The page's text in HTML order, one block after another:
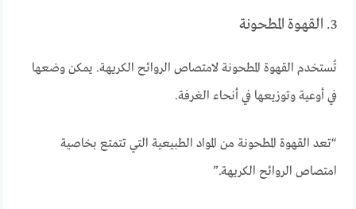
3. القهوة المطحونة
تُستخدم القهوة المطحونة لامتصاص الروائح الكريهة. يمكن وضعها
في أوعية وتوزيعها في أنحاء الغرفة.
“تعد القهوة المطحونة من المواد الطبيعية التي تتمتع بخاصية
امتصاص الروائح الكريهة.”